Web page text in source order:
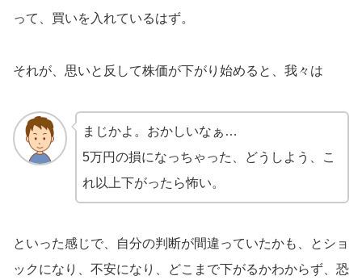
って、買いを入れているはず。
それが、思いと反して株価が下がり始めると、我々は
まじかよ。おかしいなぁ…
5万円の損になっちゃった、どうしよう、こ
れ以上下がったら怖い。
といった感じで、自分の判断が間違っていたかも、とショ
ックになり、不安になり、どこまで下がるかわからず、恐